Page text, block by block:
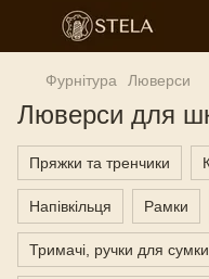
Фурнітура Люверси
Люверси для
Пряжки та тренчики
Напівкільця Рамки
Тримачі, ручки для сумки